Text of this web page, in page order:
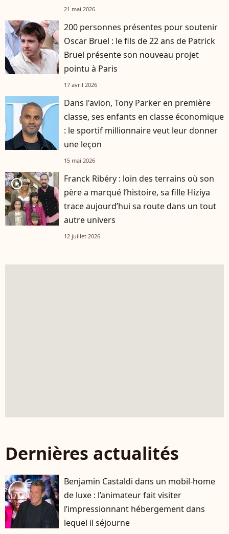
d'avis"
21 mai 2026
200 personnes présentes pour soutenir
Oscar Bruel : le fils de 22 ans de Patrick
Bruel présente son nouveau projet
pointu à Paris
17 avril 2026
Dans l'avion, Tony Parker en première
classe, ses enfants en classe économique
: le sportif millionnaire veut leur donner
une leçon
15 mai 2026
player2
Franck Ribéry : loin des terrains où son
père a marqué l’histoire, sa fille Hiziya
trace aujourd’hui sa route dans un tout
autre univers
12 juillet 2026
Dernières actualités
Benjamin Castaldi dans un mobil-home
de luxe : l’animateur fait visiter
l’impressionnant hébergement dans
lequel il séjourne